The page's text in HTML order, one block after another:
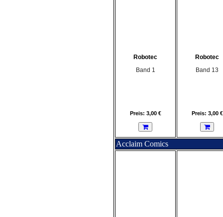
Robotec
Band 1
Preis: 3,00 €
Robotec
Band 13
Preis: 3,00 €
Acclaim Comics